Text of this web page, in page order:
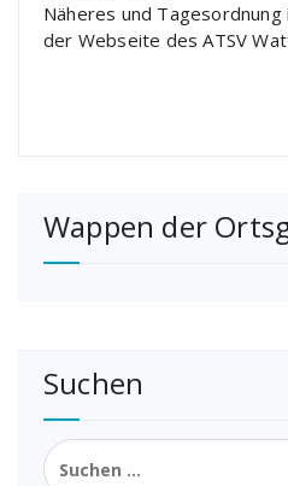
Näheres und
der Webseite des ATSV
Wappen der
Suchen
Suchen
nach: